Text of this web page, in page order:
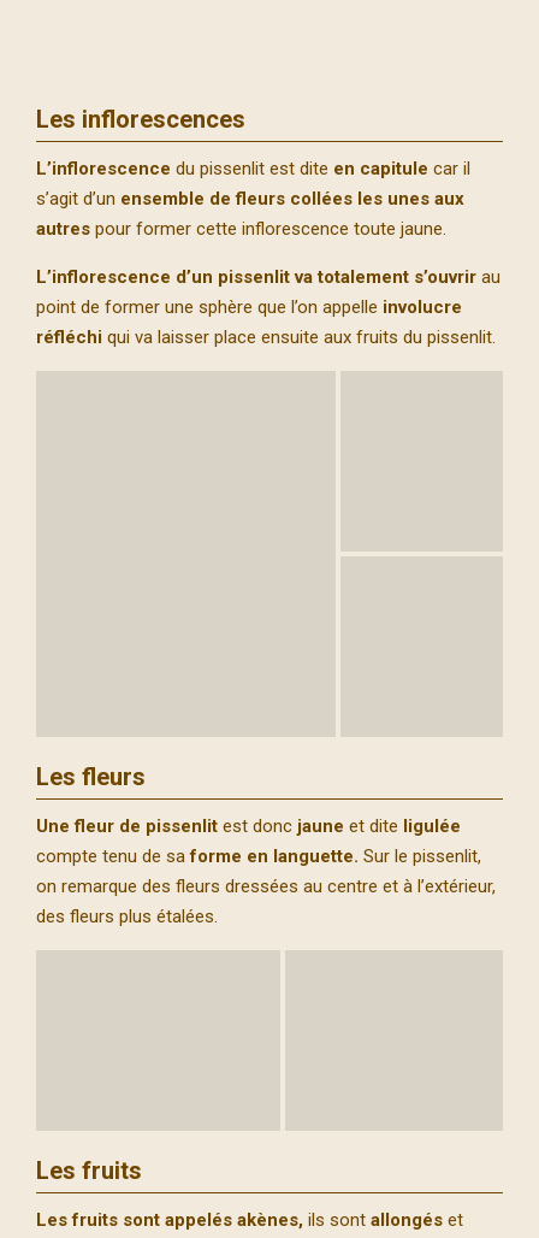
Les inflorescences
L’inflorescence du pissenlit est dite en capitule car il
s’agit d’un ensemble de fleurs collées les unes aux
autres pour former cette inflorescence toute jaune.
L’inflorescence d’un pissenlit va totalement s’ouvrir au
point de former une sphère que l’on appelle involucre
réfléchi qui va laisser place ensuite aux fruits du pissenlit.
Les fleurs
Une fleur de pissenlit est donc jaune et dite ligulée
compte tenu de saforme en languette. Sur le pissenlit,
on remarque des fleurs dressées au centre et à l’extérieur,
des fleurs plus étalées.
Les fruits
Les fruits sont appelés akènes, ils sont allongés et